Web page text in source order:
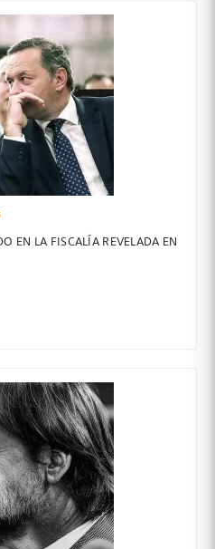
EN LA FISCALÍA REVELADA EN